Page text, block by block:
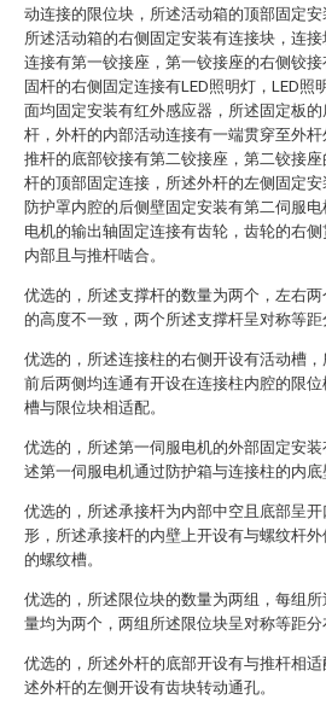
动连接的限位块，所述活动箱的顶部固定安
所述活动箱的右侧固定安装有连接块，连
连接有第一铰接座，第一铰接座的右侧铰
固杆的右侧固定连接有LED照明灯，LED照
面均固定安装有红外感应器，所述固定板
杆，外杆的内部活动连接有一端贯穿至外杆
推杆的底部铰接有第二铰接座，第二铰接座
杆的顶部固定连接，所述外杆的左侧固定安
防护罩内腔的后侧壁固定安装有第二伺服
电机的输出轴固定连接有齿轮，齿轮的右
内部且与推杆啮合。
优选的，所述支撑杆的数量为两个，左右
的高度不一致，两个所述支撑杆呈对称等距
优选的，所述连接柱的右侧开设有活动槽
前后两侧均连通有开设在连接柱内腔的限
槽与限位块相适配。
优选的，所述第一伺服电机的外部固定安
述第一伺服电机通过防护箱与连接柱的内底
优选的，所述承接杆为内部中空且底部呈开
形，所述承接杆的内壁上开设有与螺纹杆
的螺纹槽。
优选的，所述限位块的数量为两组，每组
量均为两个，两组所述限位块呈对称等距分
优选的，所述外杆的底部开设有与推杆相
述外杆的左侧开设有齿块转动通孔。